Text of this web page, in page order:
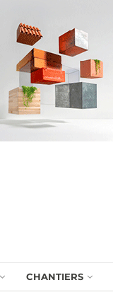
CHANTIERS